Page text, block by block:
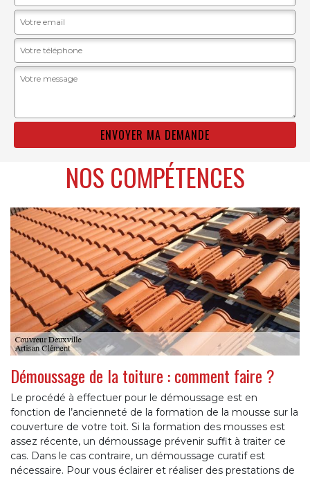
NOS COMPÉTENCES
Démoussage de la toiture : comment faire ?
Le procédé à effectuer pour le démoussage est en
fonction de l’ancienneté de la formation de la mousse sur la
couverture de votre toit. Si la formation des mousses est
assez récente, un démoussage prévenir suffit à traiter ce
cas. Dans le cas contraire, un démoussage curatif est
nécessaire. Pour vous éclairer et réaliser des prestations de